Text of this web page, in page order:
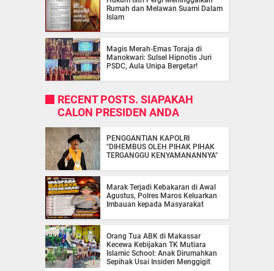
Rumah dan Melawan Suami Dalam
Islam
Magis Merah-Emas Toraja di
Manokwari: Sulsel Hipnotis Juri
PSDC, Aula Unipa Bergetar!
RECENT POSTS. SIAPAKAH
CALON PRESIDEN ANDA
PENGGANTIAN KAPOLRI
"DIHEMBUS OLEH PIHAK PIHAK
TERGANGGU KENYAMANANNYA"
Marak Terjadi Kebakaran di Awal
Agustus, Polres Maros Keluarkan
Imbauan kepada Masyarakat
Orang Tua ABK di Makassar
Kecewa Kebijakan TK Mutiara
Islamic School: Anak Dirumahkan
Sepihak Usai Insiden Menggigit